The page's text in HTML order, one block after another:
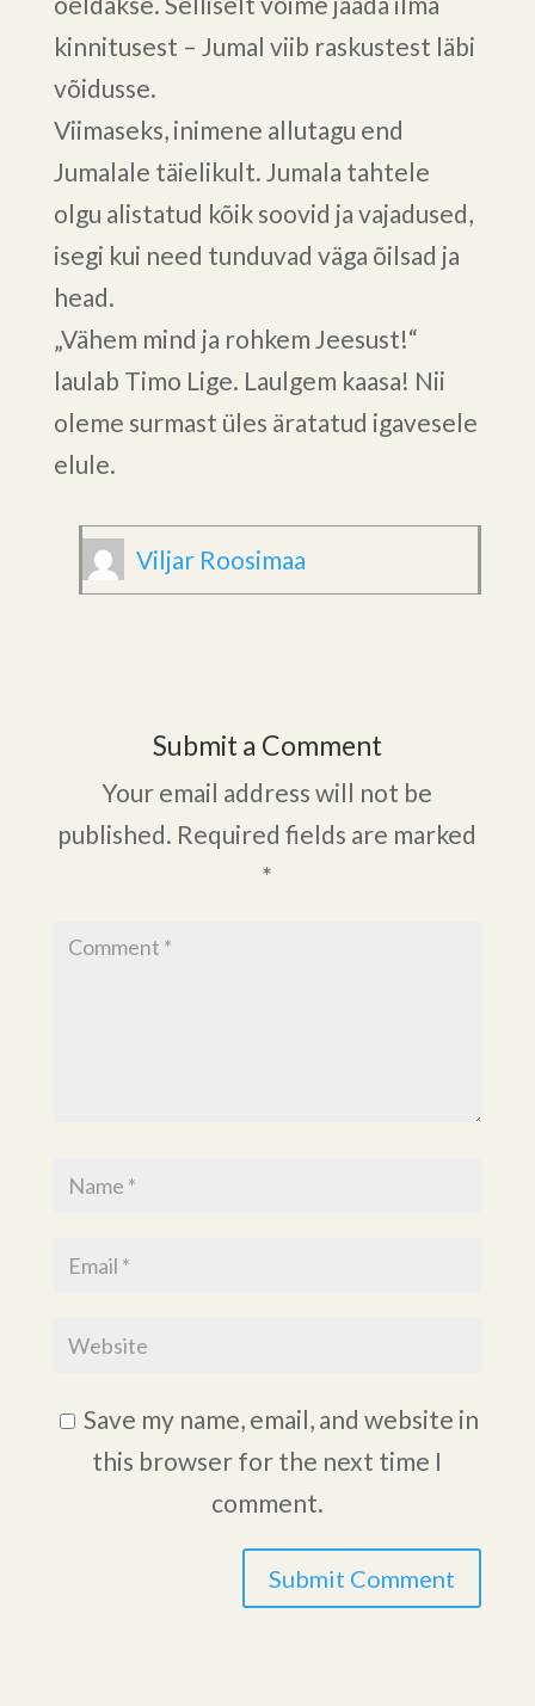
kinnitusest – Jumal viib raskustest läbi
võidusse.
Viimaseks, inimene allutagu end
Jumalale täielikult. Jumala tahtele
olgu alistatud kõik soovid ja vajadused,
isegi kui need tunduvad väga õilsad ja
head.
„Vähem mind ja rohkem Jeesust!“
laulab Timo Lige. Laulgem kaasa! Nii
oleme surmast üles äratatud igavesele
elule.
Viljar Roosimaa
Submit a Comment
Your email address will not be
published. Required fields are marked
*
Save my name, email, and website in
this browser for the next time I
comment.